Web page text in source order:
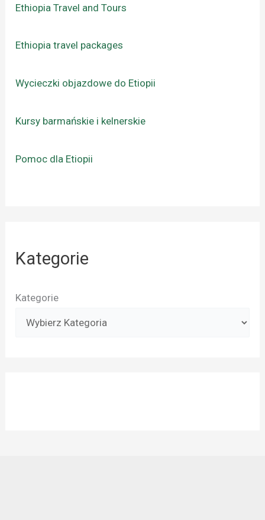
Ethiopia Travel and Tours
Ethiopia travel packages
Wycieczki objazdowe do Etiopii
Kursy barmańskie i kelnerskie
Pomoc dla Etiopii
Kategorie
Kategorie